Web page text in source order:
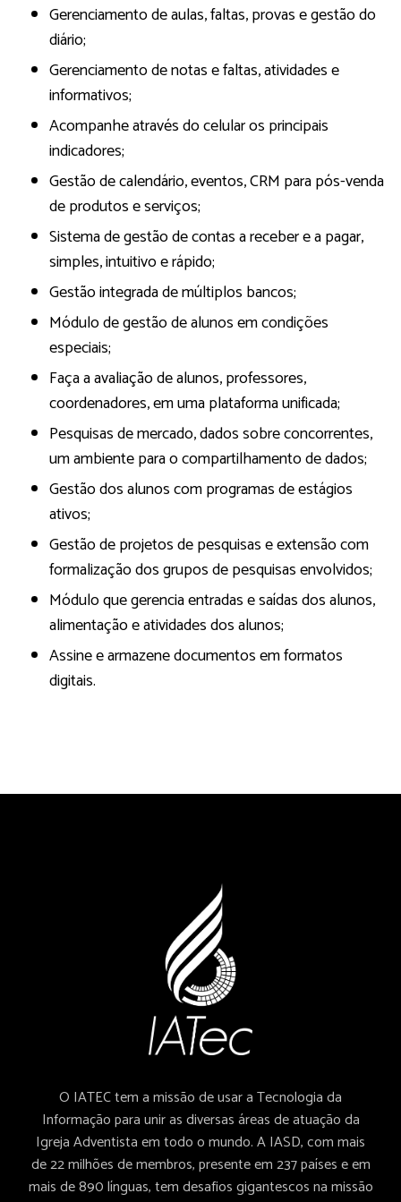
Gerenciamento de aulas, faltas, provas e gestão do
diário;
Gerenciamento de notas e faltas, atividades e
informativos;
Acompanhe através do celular os principais
indicadores;
Gestão de calendário, eventos, CRM para pós-venda
de produtos e serviços;
Sistema de gestão de contas a receber e a pagar,
simples, intuitivo e rápido;
Gestão integrada de múltiplos bancos;
Módulo de gestão de alunos em condições
especiais;
Faça a avaliação de alunos, professores,
coordenadores, em uma plataforma unificada;
Pesquisas de mercado, dados sobre concorrentes,
um ambiente para o compartilhamento de dados;
Gestão dos alunos com programas de estágios
ativos;
Gestão de projetos de pesquisas e extensão com
formalização dos grupos de pesquisas envolvidos;
Módulo que gerencia entradas e saídas dos alunos,
alimentação e atividades dos alunos;
Assine e armazene documentos em formatos
digitais.
O IATEC tem a missão de usar a Tecnologia da
Informação para unir as diversas áreas de atuação da
Igreja Adventista em todo o mundo. A IASD, com mais
de 22 milhões de membros, presente em 237 países e em
mais de 890 línguas, tem desafios gigantescos na missão